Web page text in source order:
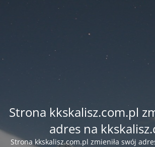
Strona kkskalisz.com.pl
adres na
Strona kkskalisz.com.pl zmieniła swój